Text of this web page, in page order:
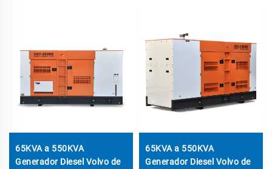
65KVA a 550KVA
Generador Diesel Volvo de
65KVA a 550KVA
Generador Diesel Volvo de